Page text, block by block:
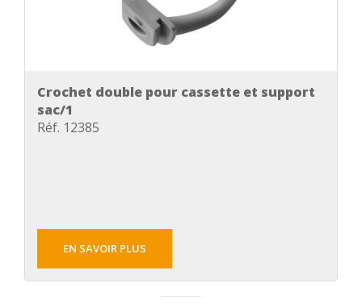
Crochet double pour cassette et support
sac/1
Réf. 12385
EN SAVOIR PLUS